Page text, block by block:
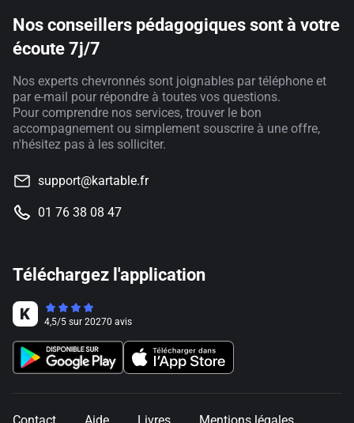
Nos conseillers pédagogiques sont à votre
écoute 7j/7
Nos experts chevronnés sont joignables par téléphone et
par e-mail pour répondre à toutes vos questions.
Pour comprendre nos services, trouver le bon
accompagnement ou simplement souscrire à une offre,
n'hésitez pas à les solliciter.
support@kartable.fr
01 76 38 08 47
Téléchargez l'application
4,5/5 sur 20270 avis
Contact Aide Livres Mentions légales